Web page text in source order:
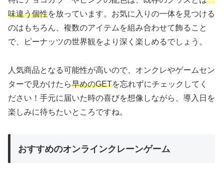
味違う個性を放っています。お気に入りの一体を見つける
のはもちろん、複数のアイテムを組み合わせて飾ること
で、ピーナッツの世界観をより深く楽しめるでしょう。
人気商品となる可能性が高いので、オンクレやゲームセン
ターで見かけたら早めのGETを忘れずにチェックしてく
ださい！手元に届いた時の喜びを想像しながら、導入日を
楽しみに待ちたいところですね。
おすすめのオンラインクレーンゲーム